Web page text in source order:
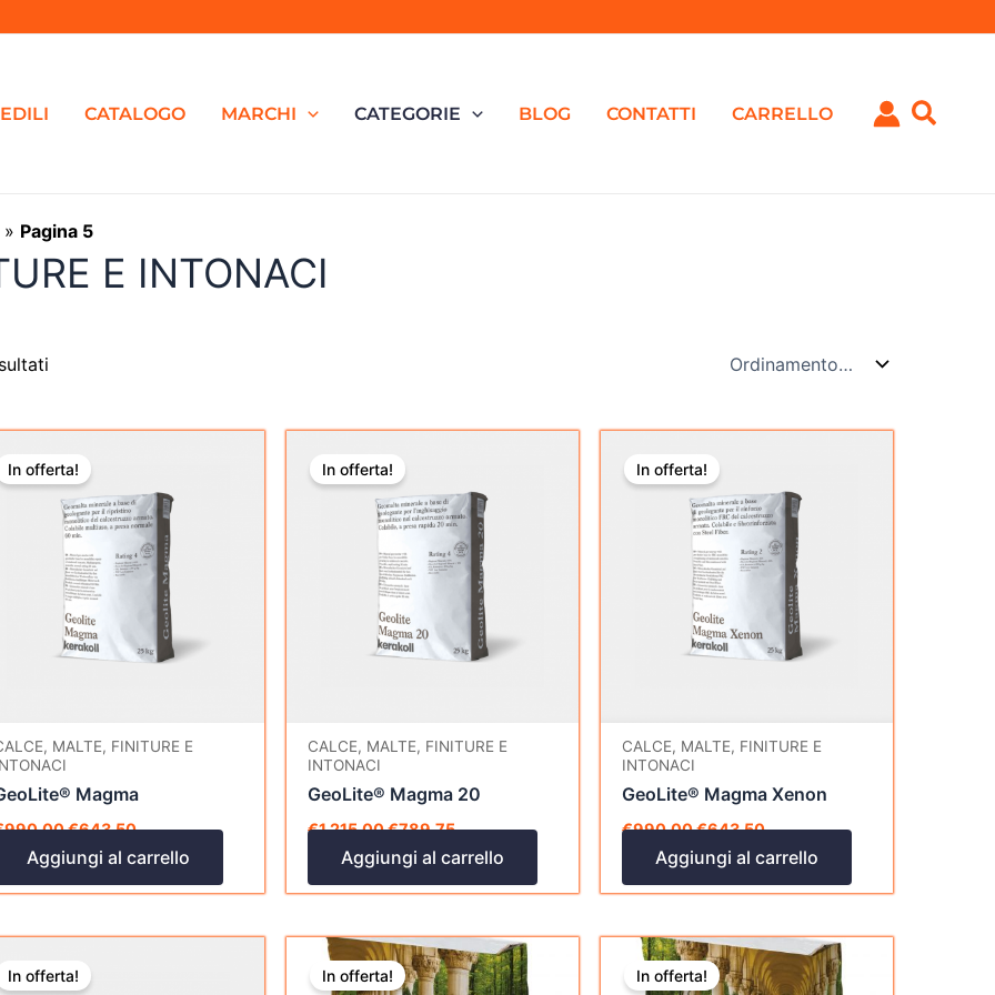
CATALOGO MARCHI CATEGORIE BLOG CONTATTI CARRELLO
» Pagina 5
E INTONACI
In offerta!
MALTE, FINITURE E
Magma
990,00
prezzo
originale
era:
€990,00.
€643,50
è:
€643,50.
Aggiungi al carrello
In offerta!
CALCE, MALTE, FINITURE E
INTONACI
GeoLite® Magma 20
€1.215,00
prezzo
originale
era:
€1.215,00.
€789,75
è:
€789,75.
Aggiungi al carrello
In offerta!
CALCE, MALTE, FINITURE E
INTONACI
GeoLite® Magma Xenon
€990,00
prezzo
originale
era:
€990,00.
€643,50
è:
€643,50.
Aggiungi al carrello
In offerta! In offerta!
Questo
prodotto
In offerta!
Il
prezzo
originale
Il
prezzo
attuale